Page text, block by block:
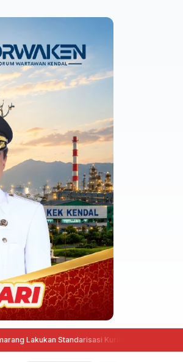
Standarisasi Kurikulum Pembinaan PMR